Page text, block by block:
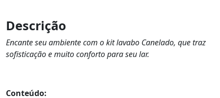
Descrição
Encante seu ambiente com o kit lavabo Canelado, que traz
sofisticação e muito conforto para seu lar.
Conteúdo: